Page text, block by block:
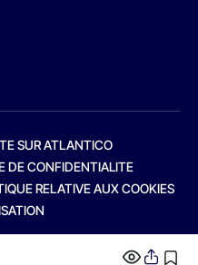
SUR ATLANTICO
DE CONFIDENTIALITE
RELATIVE AUX COOKIES